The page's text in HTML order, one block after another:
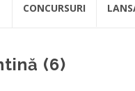
CONCURSURI
(6)